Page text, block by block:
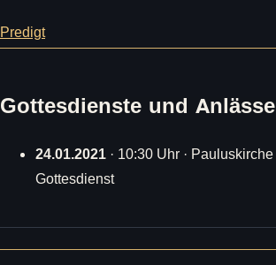
Predigt
Gottesdienste und Anlässe
24.01.2021 · 10:30 Uhr · Pauluskirche
Gottesdienst